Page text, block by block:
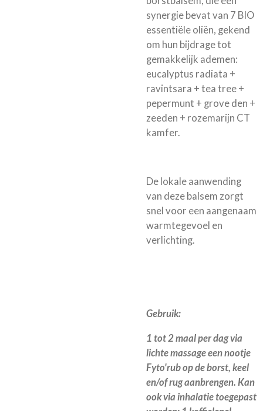
synergie bevat van 7 BIO
essentiële oliën, gekend
om hun bijdrage tot
gemakkelijk ademen:
eucalyptus radiata +
ravintsara + tea tree +
pepermunt + grove den +
zeeden + rozemarijn CT
kamfer.
De lokale aanwending
van deze balsem zorgt
snel voor een aangenaam
warmtegevoel en
verlichting.
Gebruik:
1 tot 2 maal per dag via
lichte massage een nootje
Fyto'rub op de borst, keel
en/of rug aanbrengen. Kan
ook via inhalatie toegepast